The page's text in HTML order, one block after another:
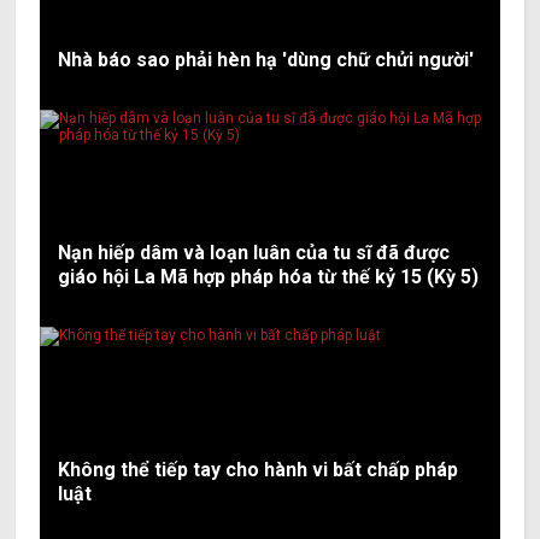
Nhà báo sao phải hèn hạ 'dùng chữ chửi người'
Nạn hiếp dâm và loạn luân của tu sĩ đã được
giáo hội La Mã hợp pháp hóa từ thế kỷ 15 (Kỳ 5)
Không thể tiếp tay cho hành vi bất chấp pháp
luật